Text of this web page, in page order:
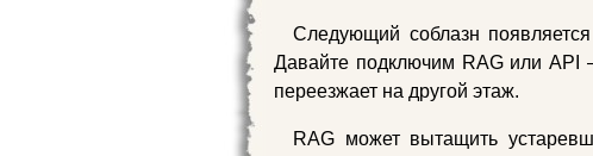
Следующий соблазн
Давайте подключим RAG или API
переезжает на другой этаж.
RAG может вытащить